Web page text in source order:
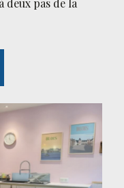
deux pas de la